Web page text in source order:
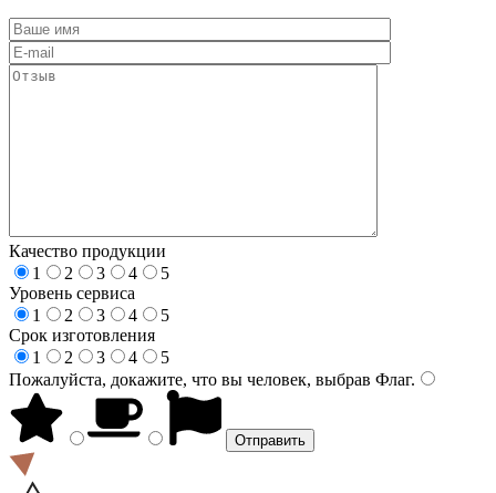
Качество продукции
1
2 3 4
5
Уровень сервиса
1
2 3 4
5
Срок изготовления
1
2 3 4
5
Пожалуйста, докажите, что вы человек, выбрав Флаг.